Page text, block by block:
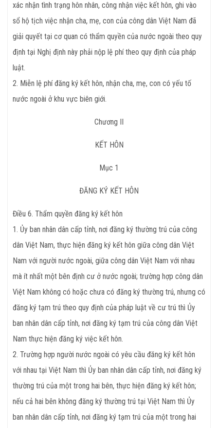
xác nhận tình trạng hôn nhân, công nhận việc kết hôn, ghi vào
sổ hộ tịch việc nhận cha, mẹ, con của công dân Việt Nam đã
giải quyết tại cơ quan có thẩm quyền của nước ngoài theo quy
định tại Nghị định này phải nộp lệ phí theo quy định của pháp
luật.
2. Miễn lệ phí đăng ký kết hôn, nhận cha, mẹ, con có yếu tố
nước ngoài ở khu vực biên giới.
Chương II
KẾT HÔN
Mục 1
ĐĂNG KÝ KẾT HÔN
Điều 6. Thẩm quyền đăng ký kết hôn
1. Ủy ban nhân dân cấp tỉnh, nơi đăng ký thường trú của công
dân Việt Nam, thực hiện đăng ký kết hôn giữa công dân Việt
Nam với người nước ngoài, giữa công dân Việt Nam với nhau
mà ít nhất một bên định cư ở nước ngoài; trường hợp công dân
Việt Nam không có hoặc chưa có đăng ký thường trú, nhưng có
đăng ký tạm trú theo quy định của pháp luật về cư trú thì Ủy
ban nhân dân cấp tỉnh, nơi đăng ký tạm trú của công dân Việt
Nam thực hiện đăng ký việc kết hôn.
2. Trường hợp người nước ngoài có yêu cầu đăng ký kết hôn
với nhau tại Việt Nam thì Ủy ban nhân dân cấp tỉnh, nơi đăng ký
thường trú của một trong hai bên, thực hiện đăng ký kết hôn;
nếu cả hai bên không đăng ký thường trú tại Việt Nam thì Ủy
ban nhân dân cấp tỉnh, nơi đăng ký tạm trú của một trong hai